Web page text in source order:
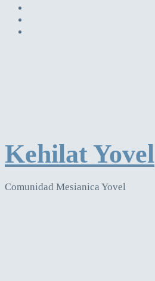
Kehilat Yovel
Comunidad Mesianica Yovel